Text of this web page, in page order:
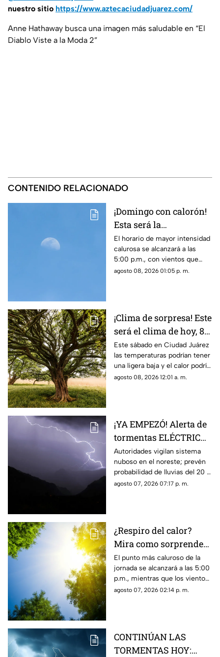
nuestro sitio https://www.aztecaciudadjuarez.com/
Anne Hathaway busca una imagen más saludable en “El
Diablo Viste a la Moda 2”
CONTENIDO RELACIONADO
¡Domingo con calorón!
Esta será la
temperatura máxima
para el clima de
mañana en Ciudad
Juárez
El horario de mayor intensidad
calurosa se alcanzará a las
5:00 p.m., con vientos que
podrían registrar velocidades
agosto 08, 2026 01:05 p. m.
¡Clima de sorpresa! Este
será el clima de hoy, 8
de agosto, en Ciudad
Juárez
Este sábado en Ciudad Juárez
las temperaturas podrían tener
una ligera baja y el calor podría
dar un respiro
agosto 08, 2026 12:01 a. m.
¡YA EMPEZÓ! Alerta de
tormentas ELÉCTRICAS
para este viernes se
mantiene vigente:
Protección civil
Autoridades vigilan sistema
nuboso en el noreste; prevén
probabilidad de lluvias del 20 al
30% con riesgo de granizo,
agosto 07, 2026 07:17 p. m.
¿Respiro del calor?
Mira como sorprenderá
el clima de mañana 8
de agosto, en Ciudad
Juárez
El punto más caluroso de la
jornada se alcanzará a las 5:00
p.m., mientras que los vientos
registrarán velocidades de
agosto 07, 2026 02:14 p. m.
CONTINÚAN LAS
TORMENTAS HOY: